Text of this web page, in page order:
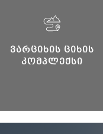
ᲕᲐᲠᲪᲘᲮᲘᲡ ᲪᲘᲮᲘᲡ
ᲙᲝᲛᲞᲚᲔᲥᲡᲘ